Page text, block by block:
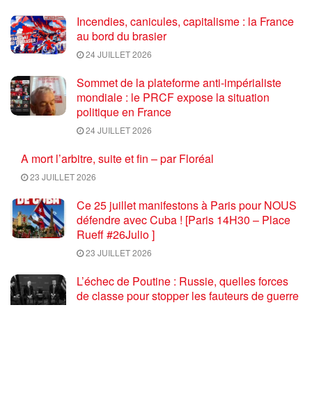
Incendies, canicules, capitalisme : la France
au bord du brasier
24 JUILLET 2026
Sommet de la plateforme anti-impérialiste
mondiale : le PRCF expose la situation
politique en France
24 JUILLET 2026
A mort l’arbitre, suite et fin – par Floréal
23 JUILLET 2026
Ce 25 juillet manifestons à Paris pour NOUS
défendre avec Cuba ! [Paris 14H30 – Place
Rueff #26Julio ]
23 JUILLET 2026
L’échec de Poutine : Russie, quelles forces
de classe pour stopper les fauteurs de guerre